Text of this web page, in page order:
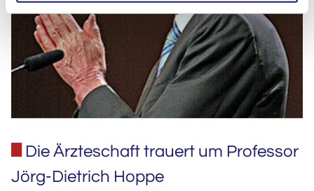
Die Ärzteschaft trauert um Professor
Jörg-Dietrich Hoppe